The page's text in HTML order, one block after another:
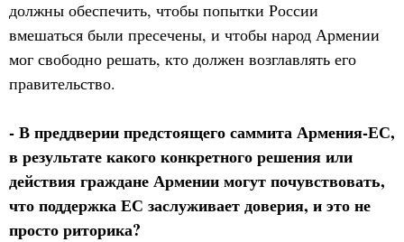
должны обеспечить, чтобы попытки России
вмешаться были пресечены, и чтобы народ Армении
мог свободно решать, кто должен возглавлять его
правительство.
- В преддверии предстоящего саммита Армения-ЕС,
в результате какого конкретного решения или
действия граждане Армении могут почувствовать,
что поддержка ЕС заслуживает доверия, и это не
просто риторика?